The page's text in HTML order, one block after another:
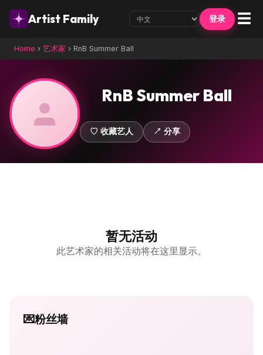
Artist Family 登录 ☰
Home › 艺术家 › RnB Summer Ball
RnB Summer Ball
♡ 收藏艺人 ↗ 分享
暂无活动
此艺术家的相关活动将在这里显示。
💌粉丝墙